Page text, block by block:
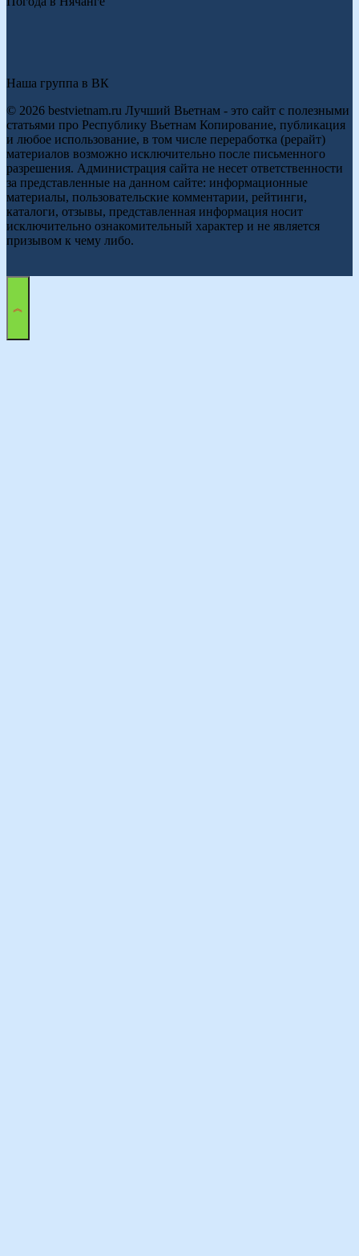
Наша группа в ВК
© 2026 bestvietnam.ru Лучший Вьетнам - это сайт с полезными
статьями про Республику Вьетнам Копирование, публикация
и любое использование, в том числе переработка (рерайт)
материалов возможно исключительно после письменного
разрешения. Администрация сайта не несет ответственности
за представленные на данном сайте: информационные
материалы, пользовательские комментарии, рейтинги,
каталоги, отзывы, представленная информация носит
исключительно ознакомительный характер и не является
призывом к чему либо.